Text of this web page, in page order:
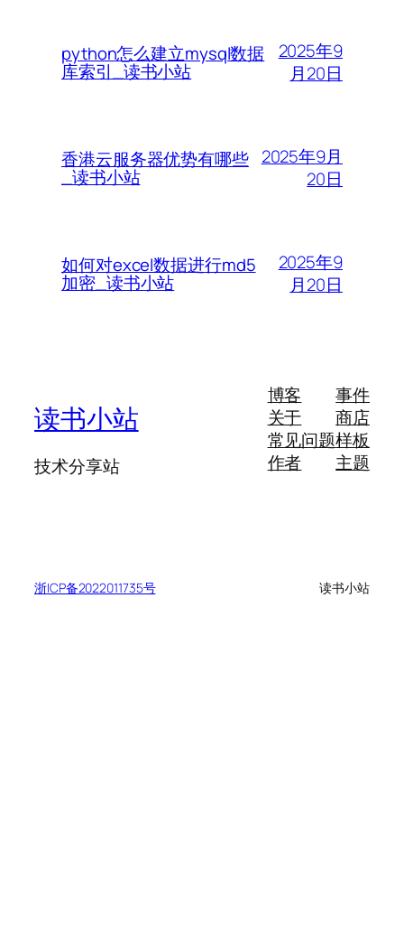
python怎么建立mysql数据
库索引_读书小站
2025年9
月20日
香港云服务器优势有哪些
_读书小站
2025年9月
20日
如何对excel数据进行md5
加密_读书小站
2025年9
月20日
读书小站
技术分享站
博客
关于
常见问题
作者
事件
商店
样板
主题
浙ICP备2022011735号 读书小站